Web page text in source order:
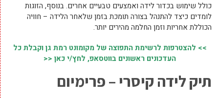
כולל שימוש בכדור לידה ואמצעים טבעיים אחרים. בנוסף, הזוגות
לומדים כיצד להתנהל בצורה תומכת בזמן שלאחר הלידה – חוויה
הכוללת אחריות וזמן החלמה מהירים יותר.
>> להצטרפות לרשימת התפוצה של מקומונט רמת גן וקבלת כל
העדכונים ראשונים בווטסאפ, לחץ/י כאן <<
תיק לידה קיסרי – פרימיום